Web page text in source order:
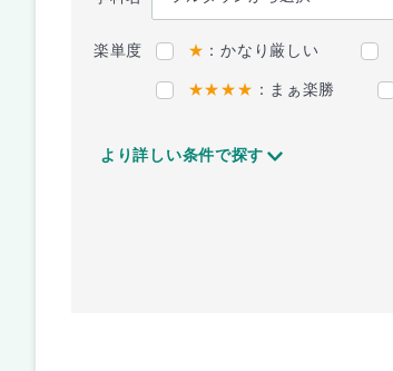
楽単度 ★ ：かなり厳しい
★★★★ ：まぁ楽勝
より詳しい条件で探す